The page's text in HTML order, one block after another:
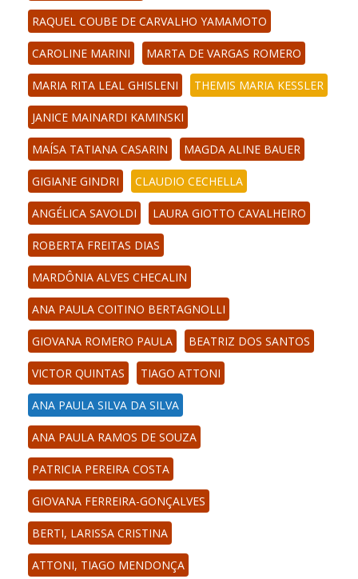
RAQUEL COUBE DE CARVALHO YAMAMOTO
CAROLINE MARINI MARTA DE VARGAS ROMERO
MARIA RITA LEAL GHISLENI THEMIS MARIA KESSLER
JANICE MAINARDI KAMINSKI
MAÍSA TATIANA CASARIN MAGDA ALINE BAUER
GIGIANE GINDRI CLAUDIO CECHELLA
ANGÉLICA SAVOLDI LAURA GIOTTO CAVALHEIRO
ROBERTA FREITAS DIAS
MARDÔNIA ALVES CHECALIN
ANA PAULA COITINO BERTAGNOLLI
GIOVANA ROMERO PAULA BEATRIZ DOS SANTOS
VICTOR QUINTAS TIAGO ATTONI
ANA PAULA SILVA DA SILVA
ANA PAULA RAMOS DE SOUZA
PATRICIA PEREIRA COSTA
GIOVANA FERREIRA-GONÇALVES
BERTI, LARISSA CRISTINA
ATTONI, TIAGO MENDONÇA